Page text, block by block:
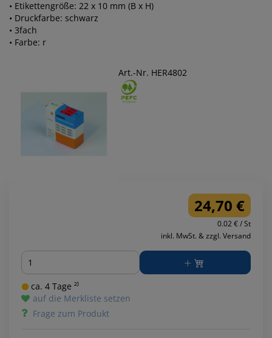
• Etikettengröße: 22 x 10 mm (B x H)
• Druckfarbe: schwarz
• 3fach
• Farbe: r
Art.-Nr. HER4802
24,70 €
0.02 € / St
inkl. MwSt. & zzgl. Versand
Menge
ca. 4 Tage ²⁾
auf die Merkliste setzen
Frage zum Produkt